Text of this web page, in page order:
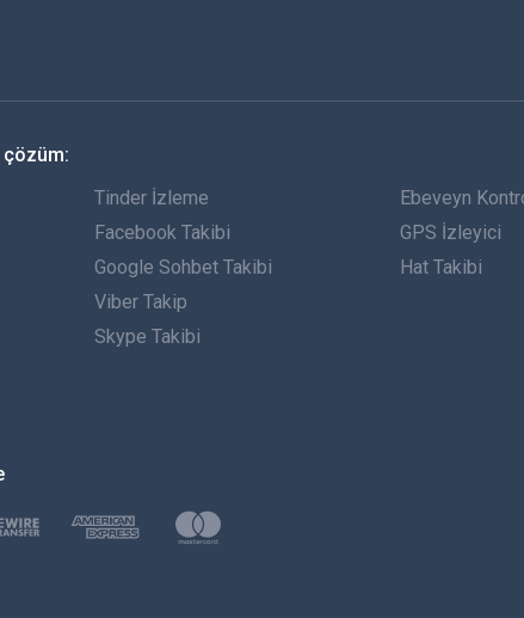
çözüm:
Tinder İzleme
Facebook Takibi
Google Sohbet Takibi
Viber Takip
Skype Takibi
Ebeveyn
GPS İzleyici
Hat Takibi